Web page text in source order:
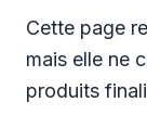
Cette page
mais elle ne
produits